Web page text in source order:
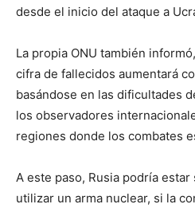
desde el inicio del ataque a
La propia ONU también
cifra de fallecidos aumentará
basándose en las dificultades
los observadores
regiones donde los combates
A este paso, Rusia podría
utilizar un arma nuclear, si la